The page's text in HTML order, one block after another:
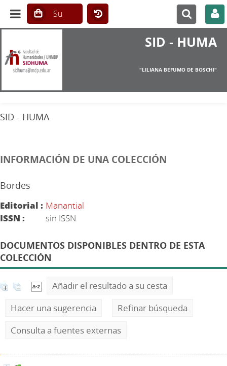
SID - HUMA
"LILIANA BEFUMO DE BOSCHI"
SID - HUMA
INFORMACIÓN DE UNA COLECCIÓN
Bordes
Editorial : Manantial
ISSN :
sin ISSN
DOCUMENTOS DISPONIBLES DENTRO DE ESTA
COLECCIÓN
Añadir el resultado a su cesta
Hacer una sugerencia
Refinar búsqueda
Consulta a fuentes externas